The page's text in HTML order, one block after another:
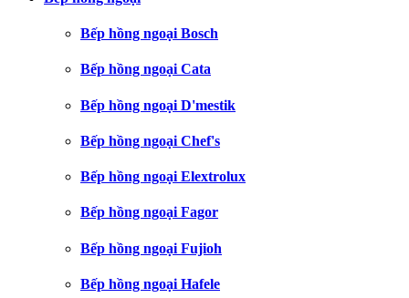
Bếp hồng ngoại Bosch
Bếp hồng ngoại Cata
Bếp hồng ngoại D'mestik
Bếp hồng ngoại Chef's
Bếp hồng ngoại Elextrolux
Bếp hồng ngoại Fagor
Bếp hồng ngoại Fujioh
Bếp hồng ngoại Hafele